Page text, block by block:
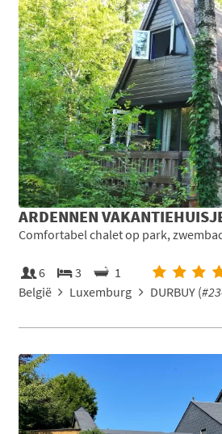
ARDENNEN
Comfortabel chalet op park,
6 3
1
België
Luxemburg DURBUY (